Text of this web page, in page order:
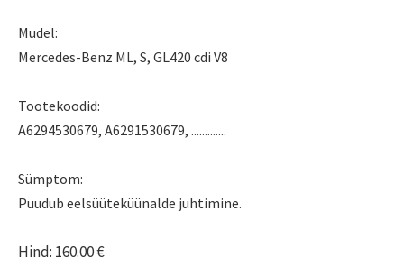
Mudel:
Mercedes-Benz ML, S, GL420 cdi V8
Tootekoodid:
A6294530679, A6291530679, .............
Sümptom:
Puudub eelsüüteküünalde juhtimine.
Hind: 160.00 €